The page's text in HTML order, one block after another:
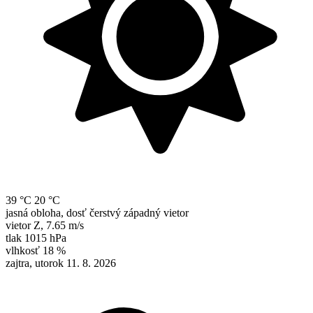
39 °C 20 °C
jasná obloha, dosť čerstvý západný vietor
vietor Z, 7.65 m/s
tlak 1015 hPa
vlhkosť 18 %
zajtra, utorok 11. 8. 2026